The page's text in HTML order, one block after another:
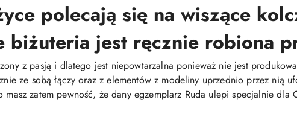
polecają się na wiszące
biżuteria jest ręcznie robiona
z pasją i dlatego jest niepowtarzalna ponieważ nie jest
ze sobą łączy oraz z elementów z modeliny uprzednio przez nią
masz zatem pewność, że dany egzemplarz Ruda ulepi specjalnie dla